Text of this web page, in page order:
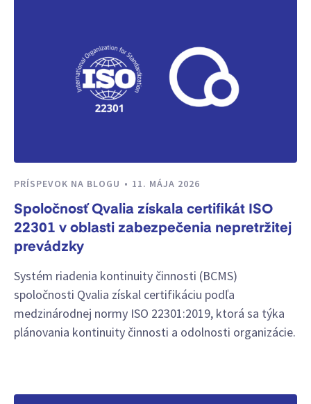
PRÍSPEVOK NA BLOGU 11. MÁJA 2026
Spoločnosť Qvalia získala certifikát ISO
22301 v oblasti zabezpečenia nepretržitej
prevádzky
Systém riadenia kontinuity činnosti (BCMS)
spoločnosti Qvalia získal certifikáciu podľa
medzinárodnej normy ISO 22301:2019, ktorá sa týka
plánovania kontinuity činnosti a odolnosti organizácie.